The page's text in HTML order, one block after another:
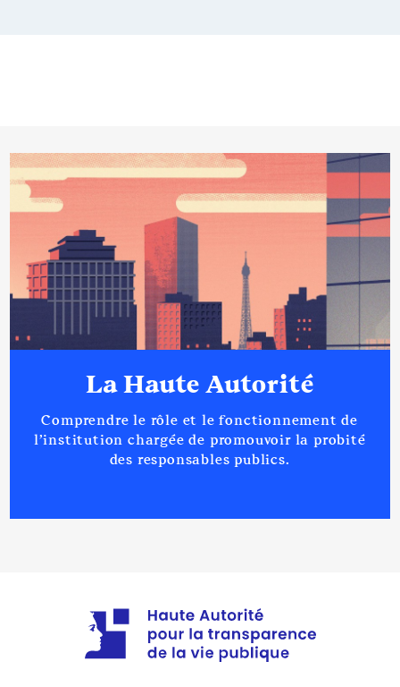
La Haute Autorité
Comprendre le rôle et le fonctionnement de
l’institution chargée de promouvoir la probité
des responsables publics.